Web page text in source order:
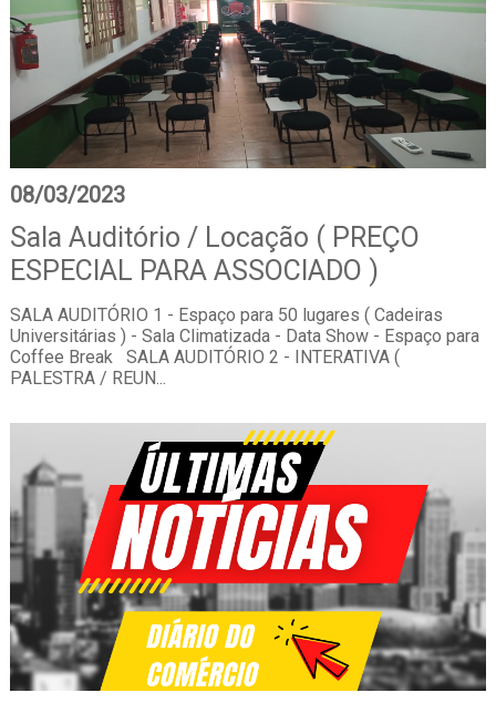
08/03/2023
Sala Auditório / Locação ( PREÇO
ESPECIAL PARA ASSOCIADO )
SALA AUDITÓRIO 1 - Espaço para 50 lugares ( Cadeiras
Universitárias ) - Sala Climatizada - Data Show - Espaço para
Coffee Break SALA AUDITÓRIO 2 - INTERATIVA (
PALESTRA / REUN...